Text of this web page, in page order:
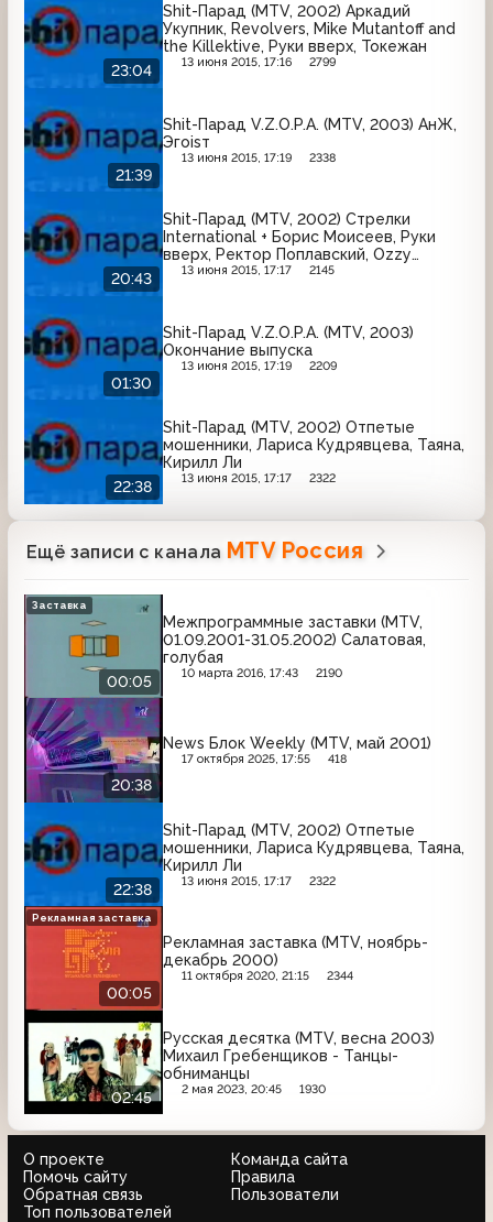
23:04
Shit-Парад (MTV, 2002) Аркадий
Укупник, Revolvers, Mike Mutantoff and
the Killektive, Руки вверх, Токежан
13 июня 2015, 17:16 2799
21:39
Shit-Парад V.Z.O.P.A. (MTV, 2003) АнЖ,
Эгоisт
13 июня 2015, 17:19 2338
20:43
Shit-Парад (MTV, 2002) Стрелки
International + Борис Моисеев, Руки
вверх, Ректор Поплавский, Ozzy
Osbourne
13 июня 2015, 17:17 2145
01:30
Shit-Парад V.Z.O.P.A. (MTV, 2003)
Окончание выпуска
13 июня 2015, 17:19 2209
22:38
Shit-Парад (MTV, 2002) Отпетые
мошенники, Лариса Кудрявцева, Таяна,
Кирилл Ли
13 июня 2015, 17:17 2322
Ещё записи с канала MTV Россия
00:05
Межпрограммные заставки (MTV,
01.09.2001-31.05.2002) Салатовая,
голубая
10 марта 2016, 17:43 2190
Заставка
20:38
News Блок Weekly (MTV, май 2001)
17 октября 2025, 17:55 418
22:38
Shit-Парад (MTV, 2002) Отпетые
мошенники, Лариса Кудрявцева, Таяна,
Кирилл Ли
13 июня 2015, 17:17 2322
00:05
Рекламная заставка (MTV, ноябрь-
декабрь 2000)
11 октября 2020, 21:15 2344
Рекламная заставка
02:45
Русская десятка (MTV, весна 2003)
Михаил Гребенщиков - Танцы-
обниманцы
2 мая 2023, 20:45 1930
О проекте
Команда сайта
Помочь сайту
Правила
Обратная связь
Пользователи
Топ пользователей